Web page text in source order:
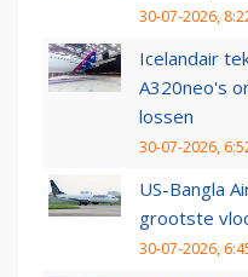
30-07-2026,
Icelandair
A320neo's
lossen
30-07-2026,
US-Bangla
grootste
30-07-2026,